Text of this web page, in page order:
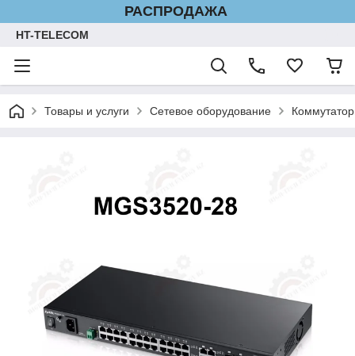
РАСПРОДАЖА
HT-TELECOM
Товары и услуги Сетевое оборудование